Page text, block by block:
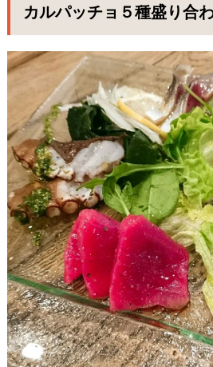
カルパッチョ５種盛り合